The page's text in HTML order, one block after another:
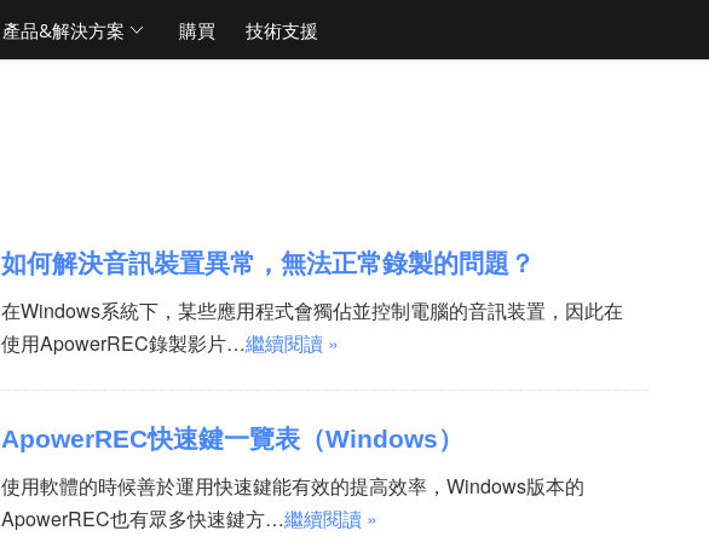
產品&解決方案 購買 技術支援
如何解決音訊裝置異常，無法正常錄製的問題？
在Windows系統下，某些應用程式會獨佔並控制電腦的音訊装置，因此在
使用ApowerREC錄製影片…繼續閱讀 »
ApowerREC快速鍵一覽表（Windows）
使用軟體的時候善於運用快速鍵能有效的提高效率，Windows版本的
ApowerREC也有眾多快速鍵方…繼續閱讀 »